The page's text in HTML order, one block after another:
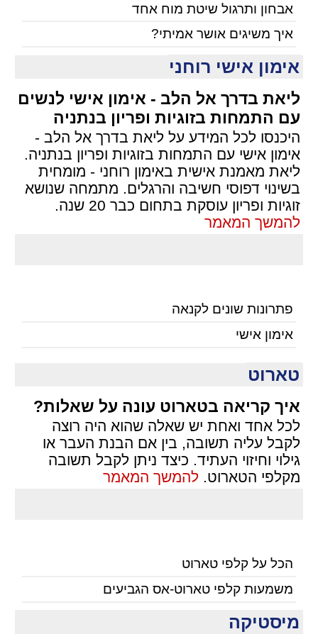
אבחון ותרגול שיטת מוח אחד
איך משיגים אושר אמיתי?
אימון אישי רוחני
ליאת בדרך אל הלב - אימון אישי לנשים
עם התמחות בזוגיות ופריון בנתניה
היכנסו לכל המידע על ליאת בדרך אל הלב -
אימון אישי עם התמחות בזוגיות ופריון בנתניה.
ליאת מאמנת אישית באימון רוחני - מומחית
בשינוי דפוסי חשיבה והרגלים. מתמחה שנושא
זוגיות ופריון עוסקת בתחום כבר 20 שנה.
להמשך המאמר
פתרונות שונים לקנאה
אימון אישי
טארוט
איך קריאה בטארוט עונה על שאלות?
לכל אחד ואחת יש שאלה שהוא היה רוצה
לקבל עליה תשובה, בין אם הבנת העבר או
גילוי וחיזוי העתיד. כיצד ניתן לקבל תשובה
מקלפי הטארוט. להמשך המאמר
הכל על קלפי טארוט
משמעות קלפי טארוט-אס הגביעים
מיסטיקה